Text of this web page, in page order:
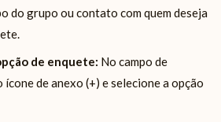
do grupo ou contato com quem deseja
de enquete: No campo de
ícone de anexo (+) e selecione a opção